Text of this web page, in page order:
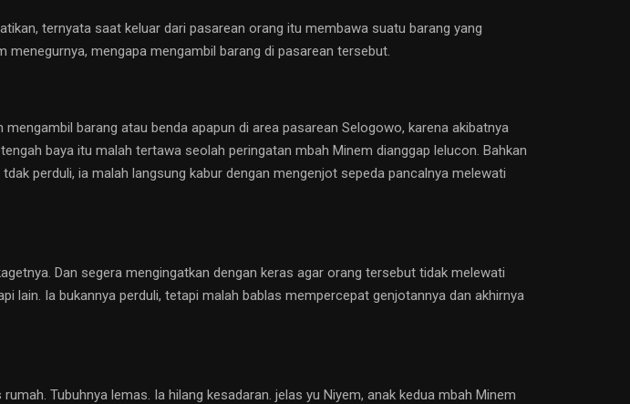
ternyata saat keluar dari pasarean orang itu membawa suatu barang yang
menegurnya, mengapa mengambil barang di pasarean tersebut.
barang atau benda apapun di area pasarean Selogowo, karena akibatnya
baya itu malah tertawa seolah peringatan mbah Minem dianggap lelucon. Bahkan
perduli, ia malah langsung kabur dengan mengenjot sepeda pancalnya melewati
Dan segera mengingatkan dengan keras agar orang tersebut tidak melewati
lain. Ia bukannya perduli, tetapi malah bablas mempercepat genjotannya dan akhirnya
Tubuhnya lemas. Ia hilang kesadaran. jelas yu Niyem, anak kedua mbah Minem